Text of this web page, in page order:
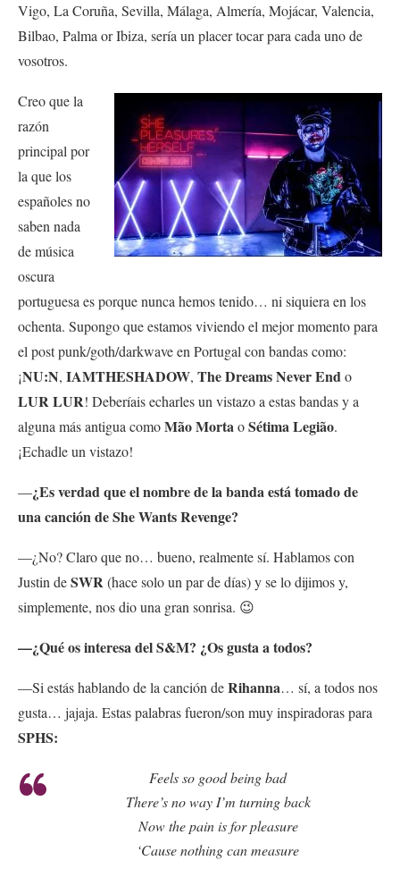
Vigo, La Coruña, Sevilla, Málaga, Almería, Mojácar, Valencia,
Bilbao, Palma or Ibiza, sería un placer tocar para cada uno de
vosotros.
Creo que la
razón
principal por
la que los
españoles no
saben nada
de música
oscura
portuguesa es porque nunca hemos tenido… ni siquiera en los
ochenta. Supongo que estamos viviendo el mejor momento para
el post punk/goth/darkwave en Portugal con bandas como:
¡NU:N, IAMTHESHADOW, The Dreams Never Endo
LUR LUR! Deberíais echarles un vistazo a estas bandas y a
alguna más antigua comoMão MortaoSétima Legião.
¡Echadle un vistazo!
—¿Es verdad que el nombre de la banda está tomado de
una canción de She Wants Revenge?
—¿No? Claro que no… bueno, realmente sí. Hablamos con
Justin deSWR(hace solo un par de días) y se lo dijimos y,
simplemente, nos dio una gran sonrisa. 😉
—¿Qué os interesa del S&M? ¿Os gusta a todos?
—Si estás hablando de la canción deRihanna… sí, a todos nos
gusta… jajaja. Estas palabras fueron/son muy inspiradoras para
SPHS:
Feels so good being bad
There’s no way I’m turning back
Now the pain is for pleasure
‘Cause nothing can measure